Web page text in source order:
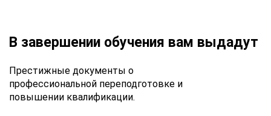
В завершении обучения вам выдадут
Престижные документы о
профессиональной переподготовке и
повышении квалификации.